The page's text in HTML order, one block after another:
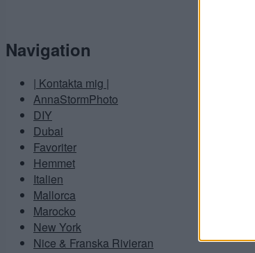
Navigation
| Kontakta mig |
AnnaStormPhoto
DIY
Dubai
Favoriter
Hemmet
Italien
Mallorca
Marocko
New York
Nice & Franska Rivieran